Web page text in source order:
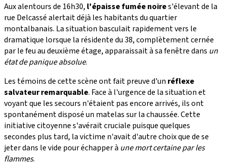
Aux alentours de 16h30, l'épaisse fumée noires'élevant de la
rue Delcassé alertait déjà les habitants du quartier
montalbanais. La situation basculait rapidement vers le
dramatique lorsque la résidente du 38, complètement cernée
par le feu au deuxième étage, apparaissait à sa fenêtre dans un
état de panique absolue.
Les témoins de cette scène ont fait preuve d'un réflexe
salvateur remarquable. Face à l'urgence de la situation et
voyant que les secours n'étaient pas encore arrivés, ils ont
spontanément disposé un matelas sur la chaussée. Cette
initiative citoyenne s'avérait cruciale puisque quelques
secondes plus tard, la victime n'avait d'autre choix que de se
jeter dans le vide pour échapper à une mort certaine par les
flammes.